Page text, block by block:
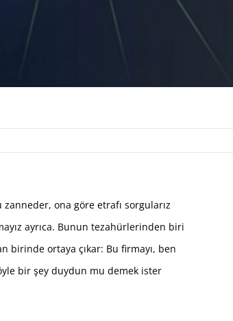
ona göre etrafı sorgularız
ayrıca. Bunun tezahürlerinden biri
ortaya çıkar: Bu firmayı, ben
bir şey duydun mu demek ister